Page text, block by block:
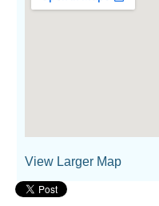
View Larger Map